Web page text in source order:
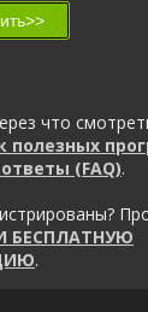
что
полезных
(FAQ).
БЕСПЛАТНУЮ
.